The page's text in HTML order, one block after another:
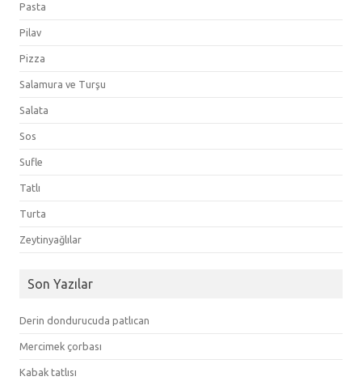
Pasta
Pilav
Pizza
Salamura ve Turşu
Salata
Sos
Sufle
Tatlı
Turta
Zeytinyağlılar
Son Yazılar
Derin dondurucuda patlıcan
Mercimek çorbası
Kabak tatlısı